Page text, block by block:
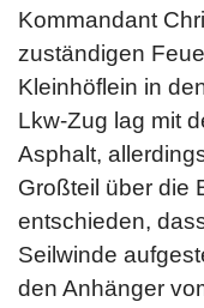
Kommandant
zuständigen
Kleinhöflein in
Lkw-Zug lag mit
Asphalt,
Großteil über die
entschieden,
Seilwinde
den Anhänger